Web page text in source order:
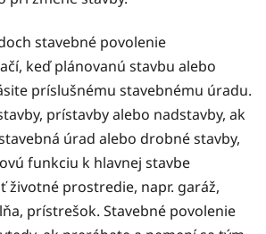
stavebné povolenie
keď plánovanú stavbu alebo
príslušnému stavebnému úradu.
prístavby alebo nadstavby, ak
úrad alebo drobné stavby,
funkciu k hlavnej stavbe
životné prostredie, napr. garáž,
prístrešok. Stavebné povolenie